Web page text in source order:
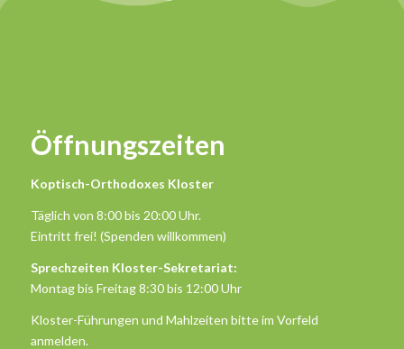
Öffnungszeiten
Koptisch-Orthodoxes Kloster
Täglich von 8:00 bis 20:00 Uhr.
Eintritt frei! (Spenden willkommen)
Sprechzeiten Kloster-Sekretariat:
Montag bis Freitag 8:30 bis 12:00 Uhr
Kloster-Führungen und Mahlzeiten bitte im Vorfeld
anmelden.